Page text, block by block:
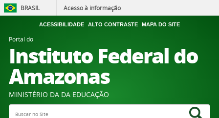
BRASIL Acesso à informação
ACESSIBILIDADE ALTO CONTRASTE MAPA DO SITE
Portal do
Instituto Federal do
Amazonas
MINISTÉRIO DA DA EDUCAÇÃO
Search Site